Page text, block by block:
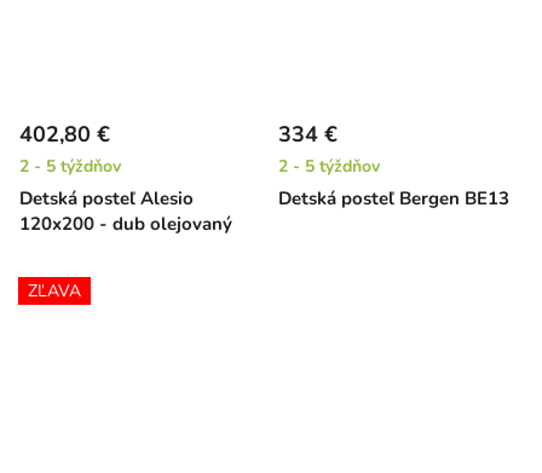
Detská posteľ Alesio
120x200 - dub olejovaný
402,80 €
2 - 5 týždňov
Detská posteľ Bergen BE13
334 €
2 - 5 týždňov
ZĽAVA